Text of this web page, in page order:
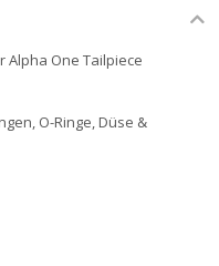
Alpha One Tailpiece
O-Ringe, Düse &